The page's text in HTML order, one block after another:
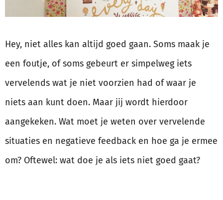
Hey, niet alles kan altijd goed gaan. Soms maak je
een foutje, of soms gebeurt er simpelweg iets
vervelends wat je niet voorzien had of waar je
niets aan kunt doen. Maar jij wordt hierdoor
aangekeken. Wat moet je weten over vervelende
situaties en negatieve feedback en hoe ga je ermee
om? Oftewel: wat doe je als iets niet goed gaat?